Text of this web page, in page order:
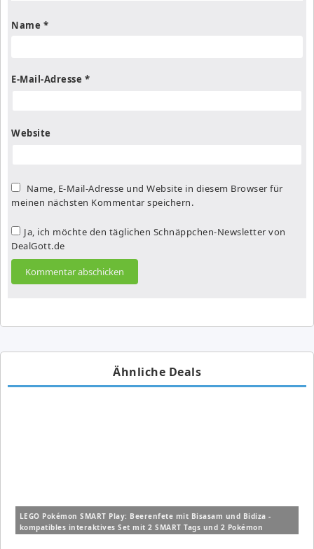
Name *
E-Mail-Adresse *
Website
Name, E-Mail-Adresse und Website in diesem Browser für
meinen nächsten Kommentar speichern.
Ja, ich möchte den täglichen Schnäppchen-Newsletter von
DealGott.de
Ähnliche Deals
LEGO Pokémon SMART Play: Beerenfete mit Bisasam und Bidiza -
kompatibles interaktives Set mit 2 SMART Tags und 2 Pokémon